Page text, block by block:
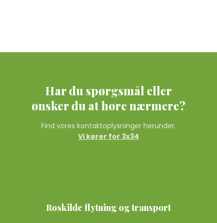
Har du spørgsmål eller
​ønsker du at høre nærmere?
Find vores kontaktoplysninger herunder.
Vi kører for 3x34
Roskilde flytning og transport